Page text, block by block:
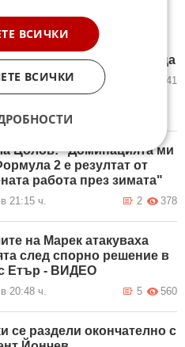
се разделя с Гранада
21:37 ч. 241
Цолов: "Доминацията ми
2 е резултат от
работа през зимата"
21:15 ч. 378
2
на Марек атакуваха
след спорно решение в
Етър - ВИДЕО
20:48 ч. 560
5
се раздели окончателно с
ВСИЧКИ
ВСИЧКИ